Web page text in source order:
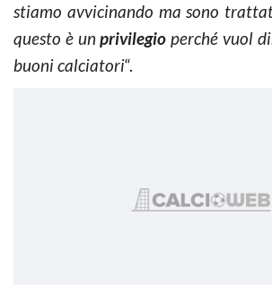
stiamo avvicinando ma sono
questo è unprivilegio perché vuol
buoni calciatori“.